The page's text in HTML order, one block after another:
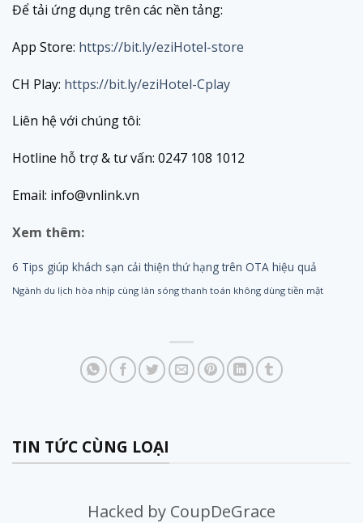
Để tải ứng dụng trên các nền tảng:
App Store: https://bit.ly/eziHotel-store
CH Play: https://bit.ly/eziHotel-Cplay
Liên hệ với chúng tôi:
Hotline hỗ trợ & tư vấn: 0247 108 1012
Email: info@vnlink.vn
Xem thêm:
6 Tips giúp khách sạn cải thiện thứ hạng trên OTA hiệu quả
Ngành du lịch hòa nhịp cùng làn sóng thanh toán không dùng tiền mặt
TIN TỨC CÙNG LOẠI
Hacked by CoupDeGrace